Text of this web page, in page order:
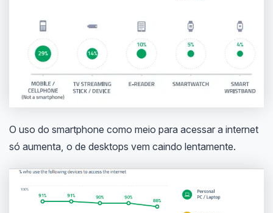
O uso do smartphone como meio para acessar a internet
só aumenta, o de desktops vem caindo lentamente.